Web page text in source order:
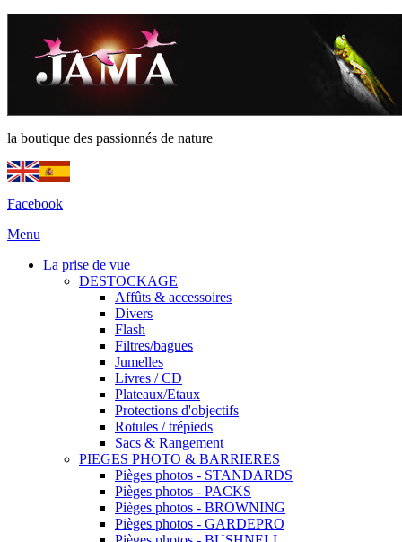
la boutique des passionnés de nature
Facebook
Menu
La prise de vue
DESTOCKAGE
Affûts & accessoires
Divers
Flash
Filtres/bagues
Jumelles
Livres / CD
Plateaux/Etaux
Protections d'objectifs
Rotules / trépieds
Sacs & Rangement
PIEGES PHOTO & BARRIERES
Pièges photos - STANDARDS
Pièges photos - PACKS
Pièges photos - BROWNING
Pièges photos - GARDEPRO